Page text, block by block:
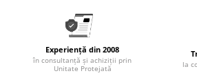
Experiență din 2008
în consultanță și achiziții prin
Unitate Protejată
la